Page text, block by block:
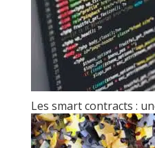
Les smart contracts :